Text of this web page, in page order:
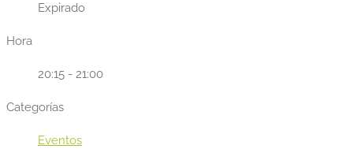
Expirado
Hora
20:15 - 21:00
Categorías
Eventos